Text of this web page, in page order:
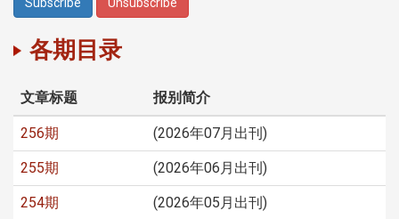
各期目录
文章标题 报别简介
256期 (2026年07月出刊)
255期 (2026年06月出刊)
254期 (2026年05月出刊)